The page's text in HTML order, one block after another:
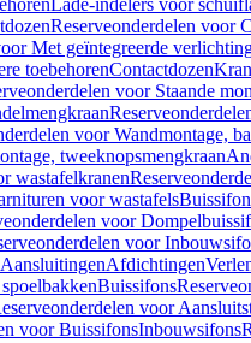
Lade-indelers voor
Reserveonderdelen voor
Met geïntegreerde
toebehorenContactdozen
voor Staande
voor Wandmontage,
tweeknopsmengkraan
wastafelkranen
voor wastafels
voor
voor
Afdichtingen
Buissifons
voor
voor BuissifonsInbouwsifons